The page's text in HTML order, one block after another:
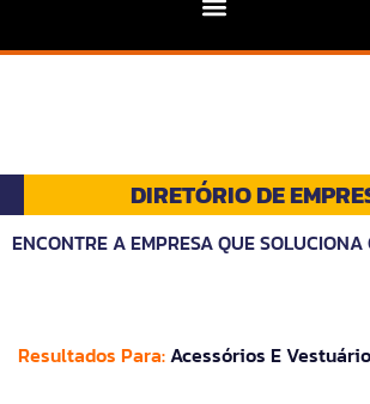
DIRETÓRIO DE
ENCONTRE A EMPRESA QUE
Resultados Para:Acessórios E Vestuário